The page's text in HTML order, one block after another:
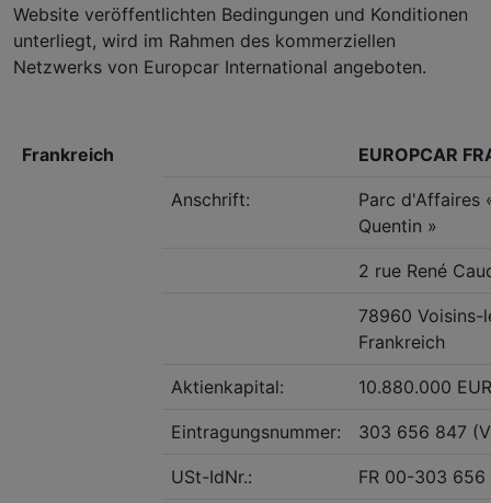
Website veröffentlichten Bedingungen und Konditionen
unterliegt, wird im Rahmen des kommerziellen
Netzwerks von Europcar International angeboten.
Frankreich EUROPCAR
Anschrift:
Parc d'Affaires
Quentin »
2 rue René
78960 Voisins-
Frankreich
Aktienkapital: 10.880.000 EUR
Eintragungsnummer: 303 656 847
USt-IdNr.: FR 00-303 656